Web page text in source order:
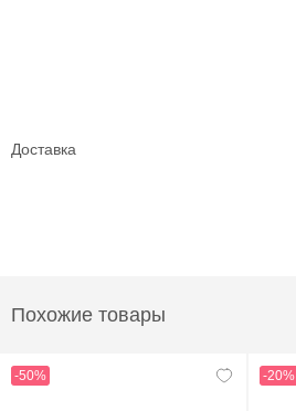
Доставка
Похожие товары
-50% -20%